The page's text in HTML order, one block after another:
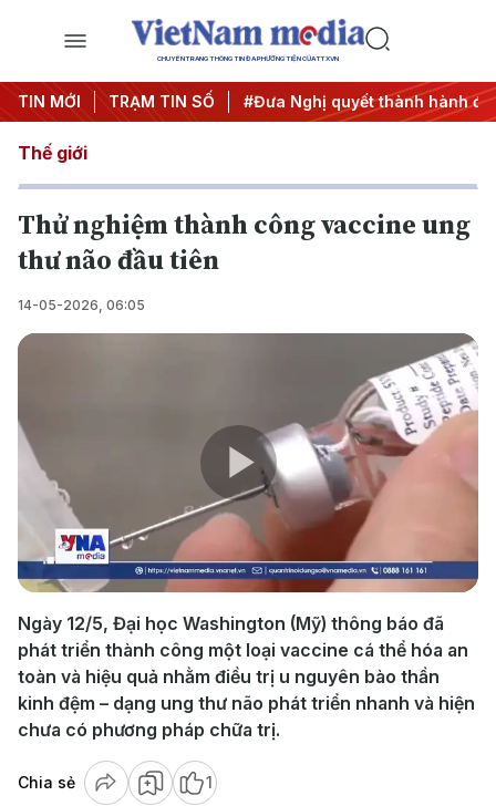
CHUYÊN TRANG THÔNG TIN ĐA PHƯƠNG TIỆN CỦA TTXVN
TIN MỚI TRẠM TIN SỐ
ương 3 #APEC 2027 #Đưa Nghị quyết thành hành
Thế giới
Thử nghiệm thành công vaccine ung
thư não đầu tiên
14-05-2026, 06:05
Play
Video
Ngày 12/5, Đại học Washington (Mỹ) thông báo đã
phát triển thành công một loại vaccine cá thể hóa an
toàn và hiệu quả nhằm điều trị u nguyên bào thần
kinh đệm – dạng ung thư não phát triển nhanh và hiện
chưa có phương pháp chữa trị.
Chia sẻ 1